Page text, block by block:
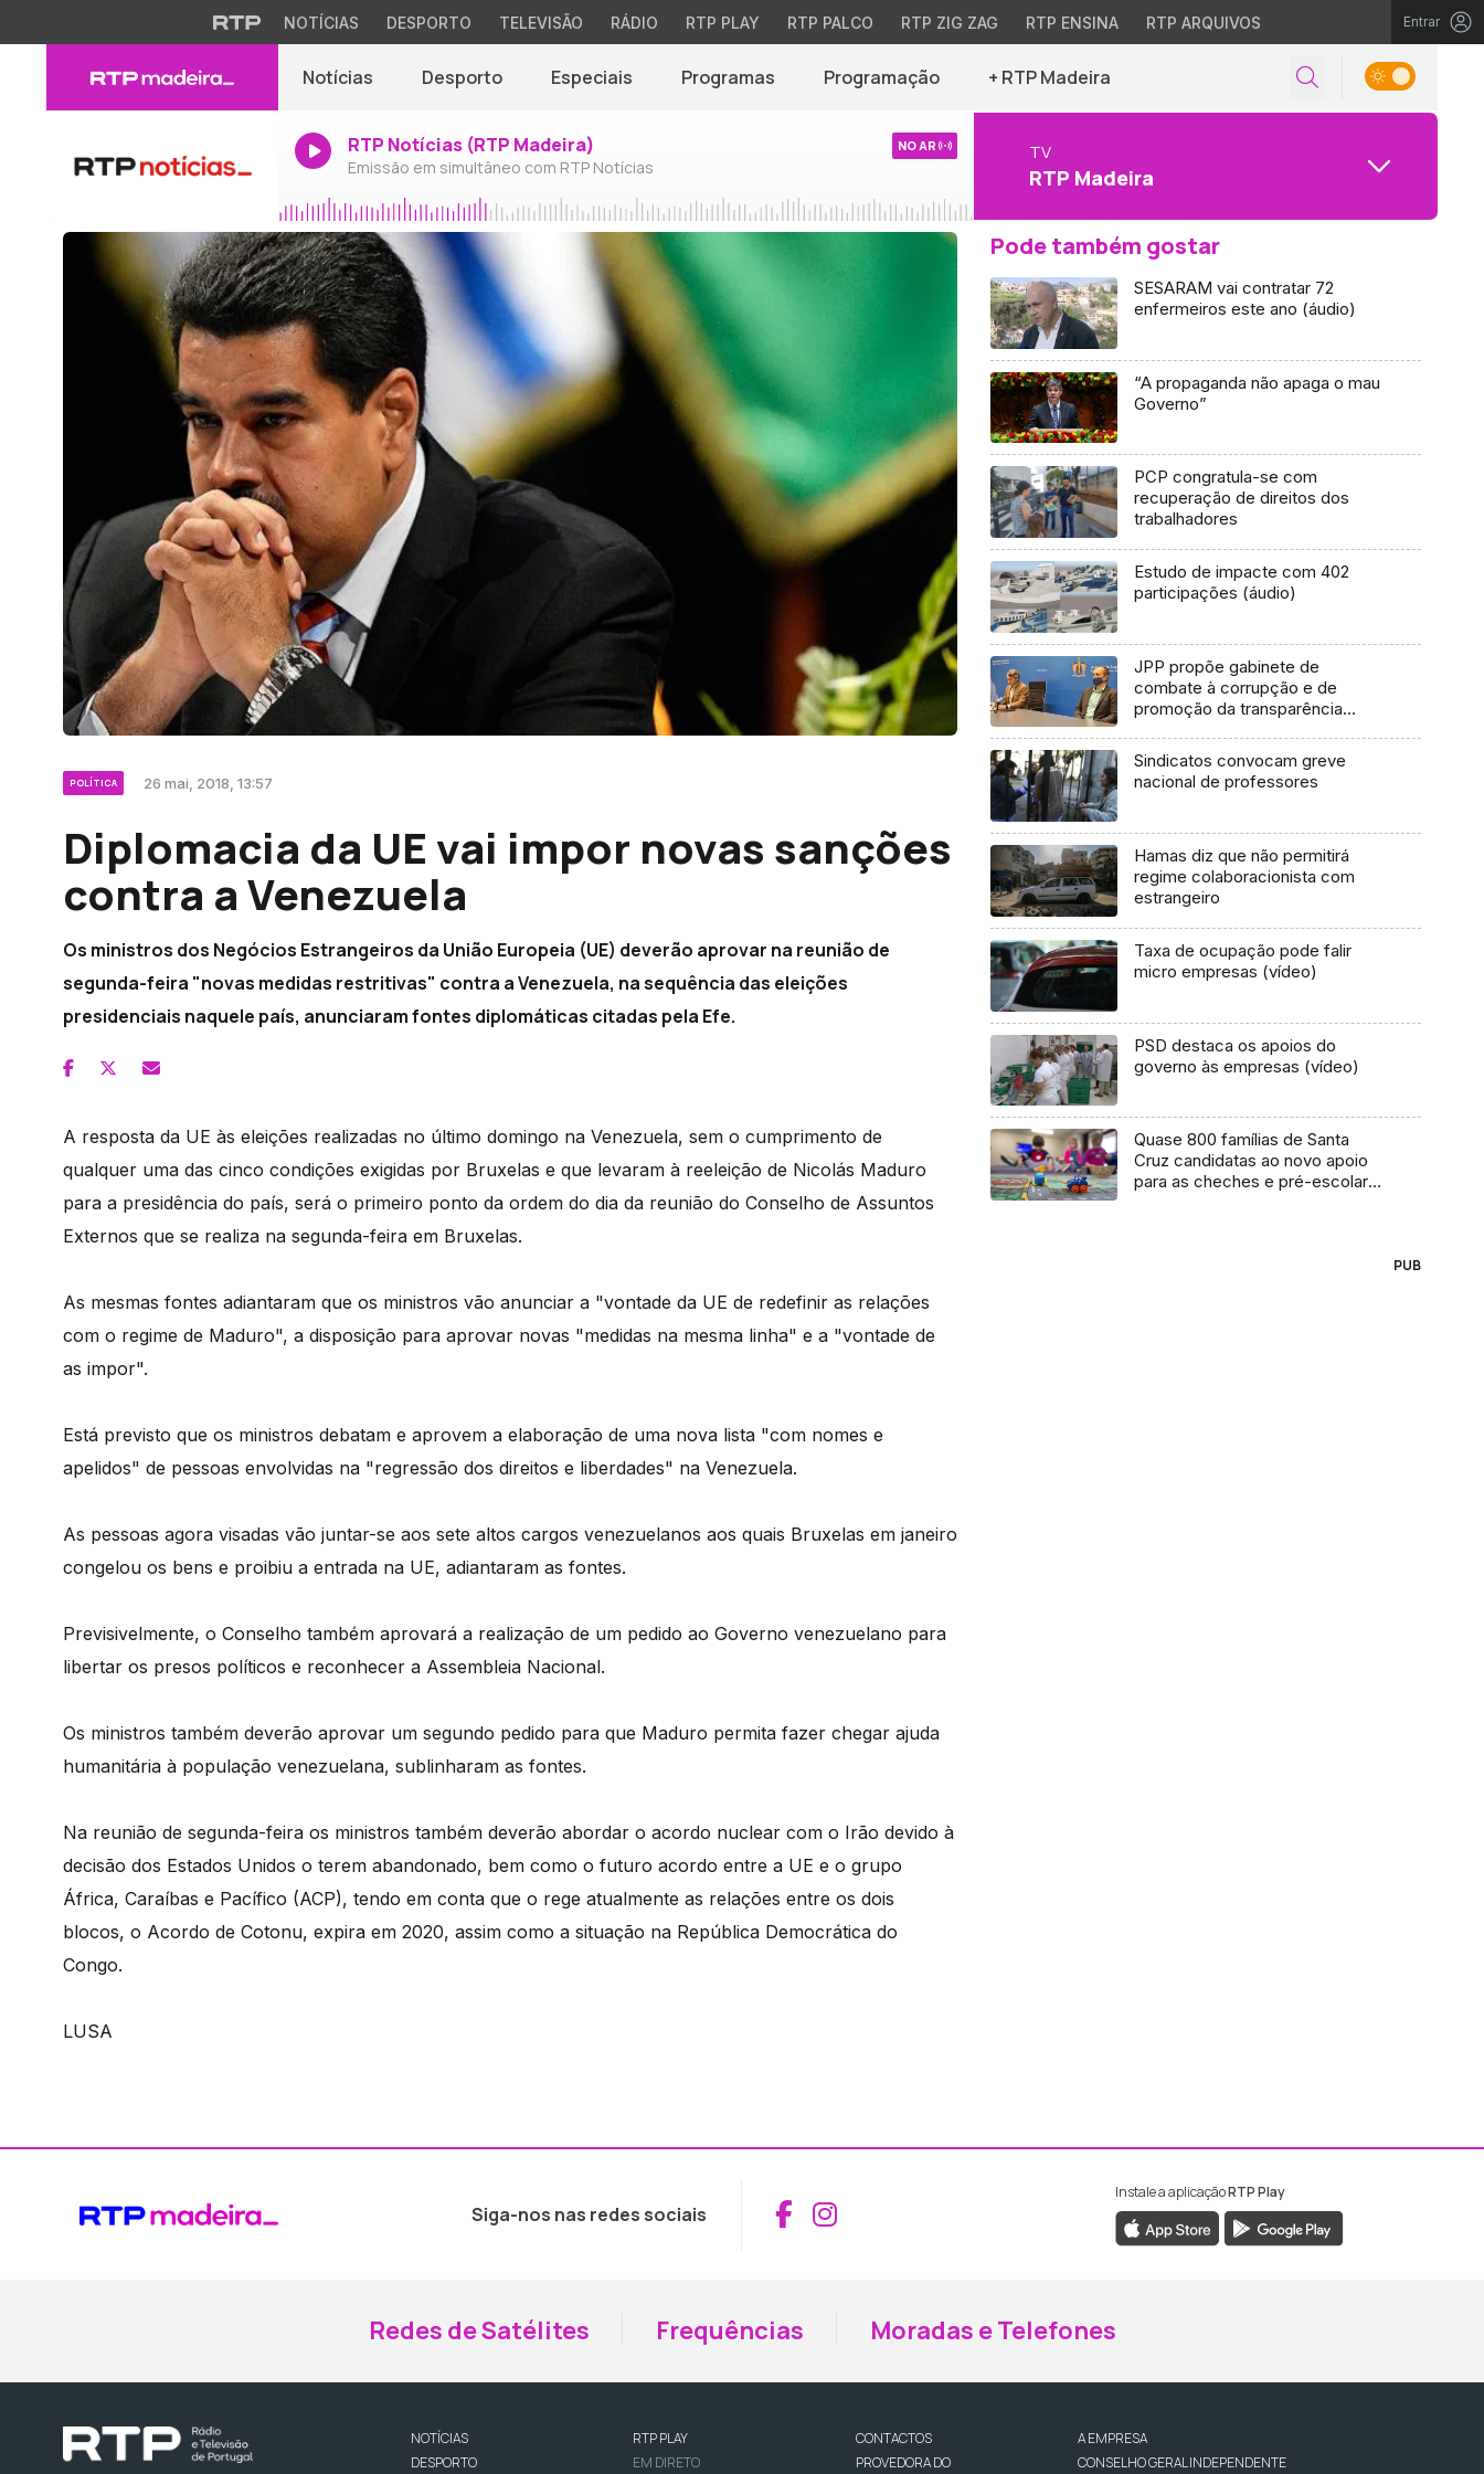
NOTÍCIAS DESPORTO TELEVISÃO RÁDIO RTP PLAY RTP PALCO RTP ZIG ZAG RTP ENSINA RTP ARQUIVOS Entrar
Notícias Desporto Especiais Programas Programação + RTP Madeira
RTP Notícias (RTP Madeira)
Emissão em simultâneo com RTP Notícias
NO AR TV
RTP Madeira
POLÍTICA 26 mai, 2018, 13:57
Diplomacia da UE vai impor novas sanções
contra a Venezuela
Os ministros dos Negócios Estrangeiros da União Europeia (UE) deverão aprovar na reunião de
segunda-feira "novas medidas restritivas" contra a Venezuela, na sequência das eleições
presidenciais naquele país, anunciaram fontes diplomáticas citadas pela Efe.
A resposta da UE às eleições realizadas no último domingo na Venezuela, sem o cumprimento de
qualquer uma das cinco condições exigidas por Bruxelas e que levaram à reeleição de Nicolás Maduro
para a presidência do país, será o primeiro ponto da ordem do dia da reunião do Conselho de Assuntos
Externos que se realiza na segunda-feira em Bruxelas.
As mesmas fontes adiantaram que os ministros vão anunciar a "vontade da UE de redefinir as relações
com o regime de Maduro", a disposição para aprovar novas "medidas na mesma linha" e a "vontade de
as impor".
Está previsto que os ministros debatam e aprovem a elaboração de uma nova lista "com nomes e
apelidos" de pessoas envolvidas na "regressão dos direitos e liberdades" na Venezuela.
As pessoas agora visadas vão juntar-se aos sete altos cargos venezuelanos aos quais Bruxelas em janeiro
congelou os bens e proibiu a entrada na UE, adiantaram as fontes.
Previsivelmente, o Conselho também aprovará a realização de um pedido ao Governo venezuelano para
libertar os presos políticos e reconhecer a Assembleia Nacional.
Os ministros também deverão aprovar um segundo pedido para que Maduro permita fazer chegar ajuda
humanitária à população venezuelana, sublinharam as fontes.
Na reunião de segunda-feira os ministros também deverão abordar o acordo nuclear com o Irão devido à
decisão dos Estados Unidos o terem abandonado, bem como o futuro acordo entre a UE e o grupo
África, Caraíbas e Pacífico (ACP), tendo em conta que o rege atualmente as relações entre os dois
blocos, o Acordo de Cotonu, expira em 2020, assim como a situação na República Democrática do
Congo.
LUSA
Pode também gostar
SESARAM vai contratar 72
enfermeiros este ano (áudio)
“A propaganda não apaga o mau
Governo”
PCP congratula-se com
recuperação de direitos dos
trabalhadores
Estudo de impacte com 402
participações (áudio)
JPP propõe gabinete de
combate à corrupção e de
promoção da transparência
Sindicatos convocam greve
nacional de professores
Hamas diz que não permitirá
regime colaboracionista com
estrangeiro
Taxa de ocupação pode falir
micro empresas (vídeo)
PSD destaca os apoios do
governo às empresas (vídeo)
Quase 800 famílias de Santa
Cruz candidatas ao novo apoio
para as cheches e pré-escolar
PUB
Siga-nos nas redes sociais Aceder ao Facebook da RTP Madeira
Aceder ao Instagram da RTP Madeira
Instale a aplicaçãoRTP Play
Redes de Satélites Frequências Moradas e Telefones
NOTÍCIAS
DESPORTO
RTP PLAY
EM DIRETO
CONTACTOS
PROVEDORA DO
A EMPRESA
CONSELHO GERAL INDEPENDENTE